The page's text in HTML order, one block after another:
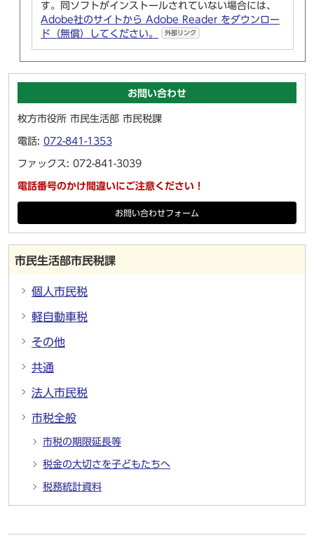
す。同ソフトがインストールされていない場合には、
Adobe社のサイトから Adobe Reader をダウンロー
ド（無償）してください。
外部リンク
お問い合わせ
枚方市役所 市民生活部 市民税課
電話: 072-841-1353
ファックス: 072-841-3039
電話番号のかけ間違いにご注意ください！
お問い合わせフォーム
市民生活部市民税課
個人市民税
軽自動車税
その他
共通
法人市民税
市税全般
市税の期限延長等
税金の大切さを子どもたちへ
税務統計資料